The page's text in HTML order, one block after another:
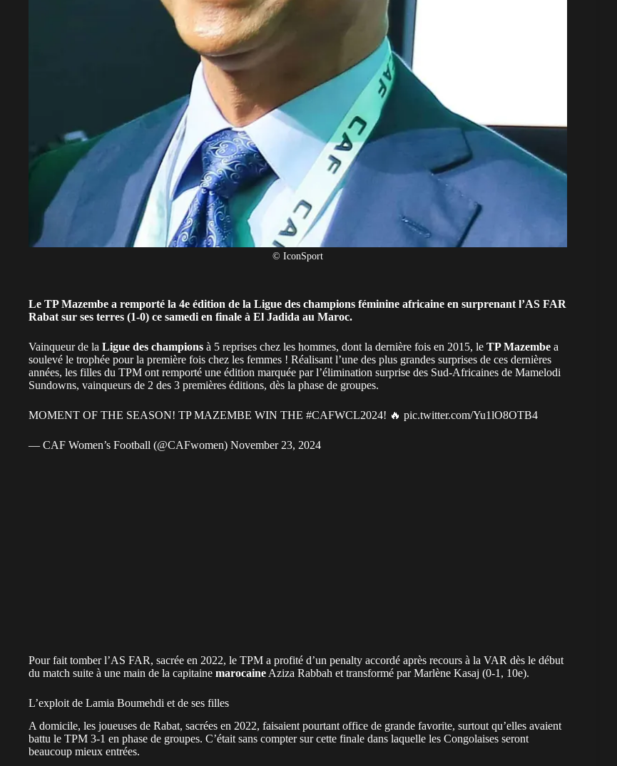
© IconSport
Le TP Mazembe a remporté la 4e édition de la Ligue des champions féminine africaine en surprenant l’AS FAR
Rabat sur ses terres (1-0) ce samedi en finale à El Jadida au Maroc.
Vainqueur de la Ligue des champions à 5 reprises chez les hommes, dont la dernière fois en 2015, le TP Mazembe a
soulevé le trophée pour la première fois chez les femmes ! Réalisant l’une des plus grandes surprises de ces dernières
années, les filles du TPM ont remporté une édition marquée par l’élimination surprise des Sud-Africaines de Mamelodi
Sundowns, vainqueurs de 2 des 3 premières éditions, dès la phase de groupes.
MOMENT OF THE SEASON! TP MAZEMBE WIN THE #CAFWCL2024! 🔥 pic.twitter.com/Yu1lO8OTB4
— CAF Women’s Football (@CAFwomen) November 23, 2024
Pour fait tomber l’AS FAR, sacrée en 2022, le TPM a profité d’un penalty accordé après recours à la VAR dès le début
du match suite à une main de la capitaine marocaine Aziza Rabbah et transformé par Marlène Kasaj (0-1, 10e).
L’exploit de Lamia Boumehdi et de ses filles
A domicile, les joueuses de Rabat, sacrées en 2022, faisaient pourtant office de grande favorite, surtout qu’elles avaient
battu le TPM 3-1 en phase de groupes. C’était sans compter sur cette finale dans laquelle les Congolaises seront
beaucoup mieux entrées.